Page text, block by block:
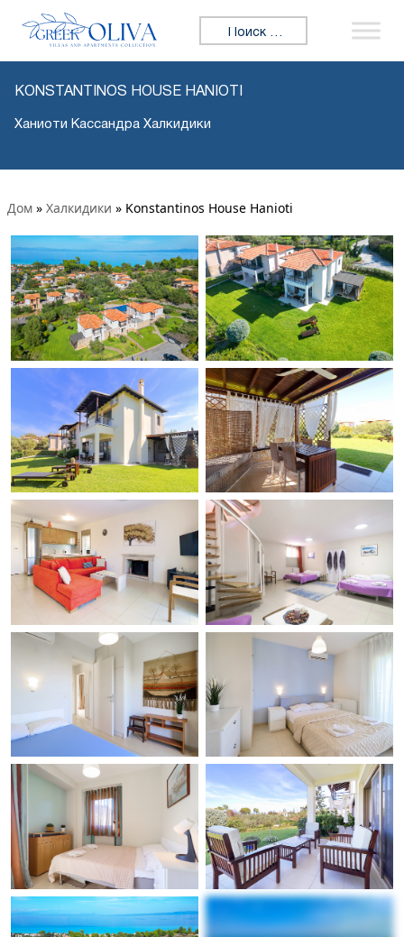
Искать:
KONSTANTINOS HOUSE HANIOTI
Ханиоти Кассандра Халкидики
Дом » Халкидики » Konstantinos House Hanioti